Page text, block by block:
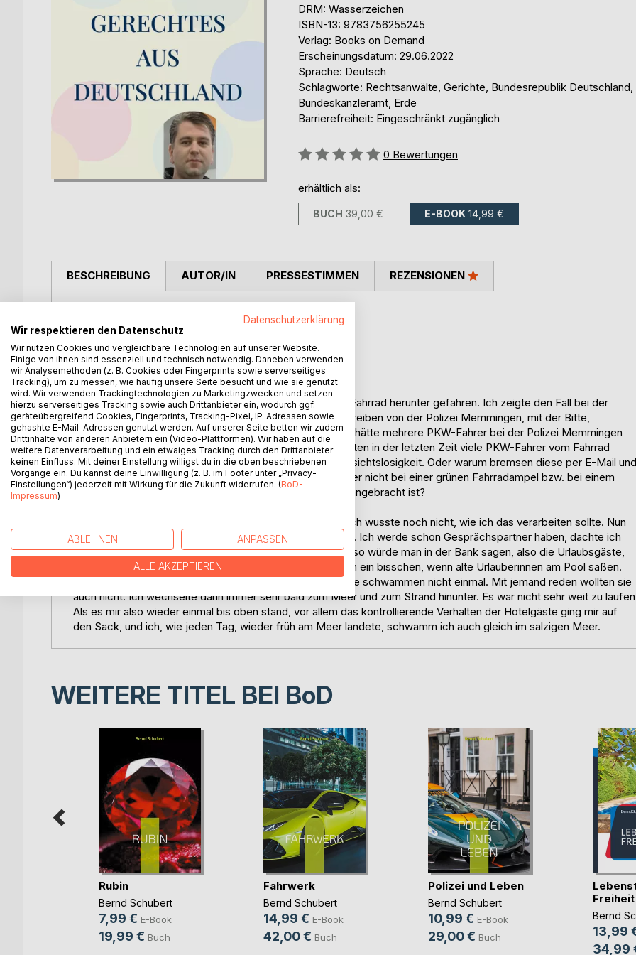
DRM: Wasserzeichen
ISBN-13: 9783756255245
Verlag: Books on Demand
Erscheinungsdatum: 29.06.2022
Sprache: Deutsch
Schlagworte: Rechtsanwälte, Gerichte, Bundesrepublik Deutschland,
Bundeskanzleramt, Erde
Barrierefreiheit: Eingeschränkt zugänglich
Bewertung::
0 Bewertungen
erhältlich als:
BUCH 39,00 € E-BOOK 14,99 €
BESCHREIBUNG
Sehr geehrte Belegschaft im Klinikum Memmingen,
sehr geehrter Herr Dr. Bertram Ott,
sehr geehrte Polizei Memmingen und Kempten,
vor einigen Wochen wurde ich fast von einem PKW vom Fahrrad herunter gefahren. Ich zeigte den Fall bei der
Polizei Memmingen an. Diese Woche erhalten ich ein Schreiben von der Polizei Memmingen, mit der Bitte,
nochmals bei der Polizei Memmingen vorzusprechen. Ich hätte mehrere PKW-Fahrer bei der Polizei Memmingen
angezeigt, teilweise nur per E-Mail. Das stimmt, mich wollten in der letzten Zeit viele PKW-Fahrer vom Fahrrad
herunter fahren. Es handelt sich hierbei um absolute Rücksichtslosigkeit. Oder warum bremsen diese per E-Mail und
diese bei der Polizei Memmingen angezeigten PKW-Fahrer nicht bei einer grünen Fahrradampel bzw. bei einem
roten Fahrradstreifen, der z. B. bei der Pulvermühlstraße angebracht ist?
Allein war ich nun im großen Hotel. Oder allein gelassen. Ich wusste noch nicht, wie ich das verarbeiten sollte. Nun
ja, ich hatte ja das Hotel für mich, niemand redet mir drein. Ich werde schon Gesprächspartner haben, dachte ich
mir. Doch das war leider nicht so. Das komplette Klientel, so würde man in der Bank sagen, also die Urlaubsgäste,
waren im hohen Alter. Aber nun gut, dann lächelte ich eben ein bisschen, wenn alte Urlauberinnen am Pool saßen.
Übrigens, die alten Menschen betätigten sich gar nicht. Sie schwammen nicht einmal. Mit jemand reden wollten sie
auch nicht. Ich wechselte dann immer sehr bald zum Meer und zum Strand hinunter. Es war nicht sehr weit zu
Als es mir also wieder einmal bis oben stand, vor allem das kontrollierende Verhalten der Hotelgäste ging mir auf
den Sack, und ich, wie jeden Tag, wieder früh am Meer landete, schwamm ich auch gleich im salzigen Meer.
AUTOR/IN PRESSESTIMMEN REZENSIONEN
WEITERE TITEL BEI BoD
Rubin
Bernd Schubert
7,99 € E-Book
19,99 € Buch
Fahrwerk
Bernd Schubert
14,99 € E-Book
42,00 € Buch
Polizei und Leben
Bernd Schubert
10,99 € E-Book
29,00 € Buch
Freiheit
Bernd
13,99
34,99
Datenschutzerklärung
Wir respektieren den Datenschutz
Wir nutzen Cookies und vergleichbare Technologien auf unserer Website.
Einige von ihnen sind essenziell und technisch notwendig. Daneben verwenden
wir Analysemethoden (z. B. Cookies oder Fingerprints sowie serverseitiges
Tracking), um zu messen, wie häufig unsere Seite besucht und wie sie genutzt
wird. Wir verwenden Trackingtechnologien zu Marketingzwecken und setzen
hierzu serverseitiges Tracking sowie auch Drittanbieter ein, wodurch ggf.
geräteübergreifend Cookies, Fingerprints, Tracking-Pixel, IP-Adressen sowie
gehashte E-Mail-Adressen genutzt werden. Auf unserer Seite betten wir zudem
Drittinhalte von anderen Anbietern ein (Video-Plattformen). Wir haben auf die
weitere Datenverarbeitung und ein etwaiges Tracking durch den Drittanbieter
keinen Einfluss. Mit deiner Einstellung willigst du in die oben beschriebenen
Vorgänge ein. Du kannst deine Einwilligung (z. B. im Footer unter „Privacy-
Einstellungen“) jederzeit mit Wirkung für die Zukunft widerrufen. (BoD-
Impressum)
ABLEHNEN ANPASSEN
ALLE AKZEPTIEREN